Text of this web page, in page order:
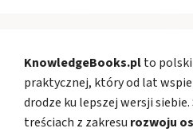
KnowledgeBooks.plto
praktycznej, który od lat
drodze ku lepszej wersji
treściach z zakresu rozwoju